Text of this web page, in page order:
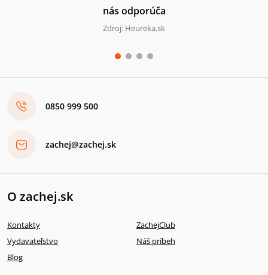
nás odporúča
Zdroj: Heureka.sk
0850 999 500
zachej@zachej.sk
O zachej.sk
Kontakty
ZachejClub
Vydavateľstvo
Náš príbeh
Blog